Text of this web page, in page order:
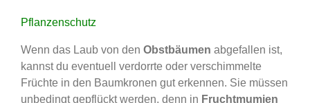
Pflanzenschutz
Wenn das Laub von den Obstbäumen abgefallen ist,
kannst du eventuell verdorrte oder verschimmelte
Früchte in den Baumkronen gut erkennen. Sie müssen
unbedingt gepflückt werden, denn in Fruchtmumien